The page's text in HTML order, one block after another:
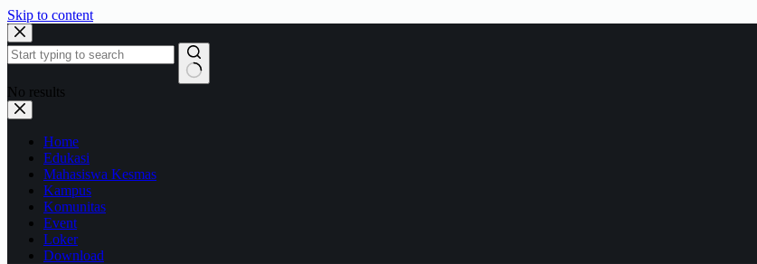
Skip to content
No results
Home
Edukasi
Mahasiswa Kesmas
Kampus
Komunitas
Event
Loker
Download